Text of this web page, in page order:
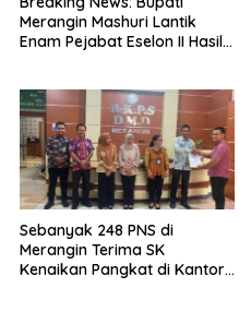
Merangin Mashuri Lantik
Enam Pejabat Eselon II Hasil
Sebanyak 248 PNS di
Merangin Terima SK
Kenaikan Pangkat di Kantor